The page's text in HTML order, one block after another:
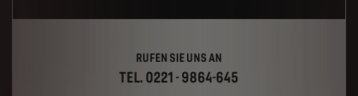
RUFEN SIE UNS AN
TEL. 0221 - 9864-645